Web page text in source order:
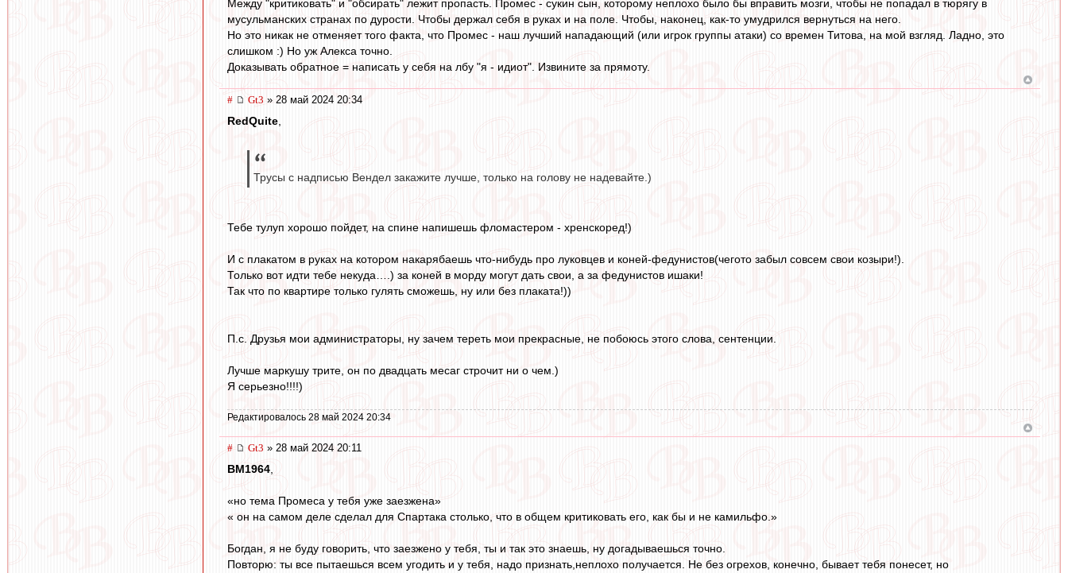
Между "критиковать" и "обсирать" лежит пропасть. Промес - сукин сын, которому неплохо было бы вправить мозги, чтобы не попадал в тюрягу в
мусульманских странах по дурости. Чтобы держал себя в руках и на поле. Чтобы, наконец, как-то умудрился вернуться на него.
Но это никак не отменяет того факта, что Промес - наш лучший нападающий (или игрок группы атаки) со времен Титова, на мой взгляд. Ладно, это
слишком :) Но уж Алекса точно.
Доказывать обратное = написать у себя на лбу "я - идиот". Извините за прямоту.
# Gt3 » 28 май 2024 20:34
RedQuite
Трусы с надписью Вендел закажите лучше, только на голову не надевайте.)
Тебе тулуп хорошо пойдет, на спине напишешь фломастером - хренскоред!)
И с плакатом в руках на котором накарябаешь что-нибудь про луковцев и коней-федунистов(чегото забыл совсем свои козыри!).
Только вот идти тебе некуда….) за коней в морду могут дать свои, а за федунистов ишаки!
Так что по квартире только гулять сможешь, ну или без плаката!))
П.с. Друзья мои администраторы, ну зачем тереть мои прекрасные, не побоюсь этого слова, сентенции.
Лучше маркушу трите, он по двадцать месаг строчит ни о чем.)
Я серьезно!!!!)
Редактировалось 28 май 2024 20:34
# Gt3 » 28 май 2024 20:11
BM1964
«но тема Промеса у тебя уже заезжена»
« он на самом деле сделал для Спартака столько, что в общем критиковать его, как бы и не камильфо.»
Богдан, я не буду говорить, что заезжено у тебя, ты и так это знаешь, ну догадываешься точно.
Повторю: ты все пытаешься всем угодить и у тебя, надо признать,неплохо получается. Не без огрехов, конечно, бывает тебя понесет, но